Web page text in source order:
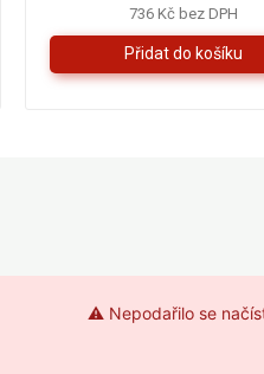
736 Kč bez DPH
⚠️ Nepodařilo se